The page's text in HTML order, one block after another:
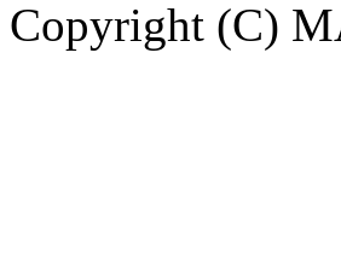
Copyright (C)